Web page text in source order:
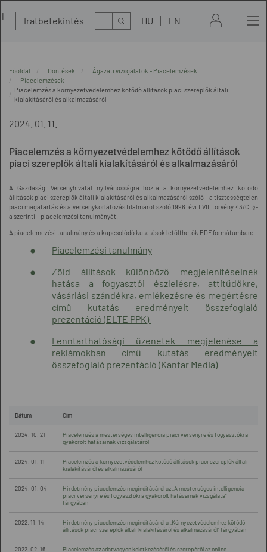
Iratbetekintés Kereső HU EN
Főoldal Döntések
Ágazati vizsgálatok - Piacelemzések
Piacelemzések
Piacelemzés a környezetvédelemhez kötődő állítások piaci szereplők általi
kialakításáról és alkalmazásáról
2024. 01. 11.
Piacelemzés a környezetvédelemhez kötődő állítások
piaci szereplők általi kialakításáról és alkalmazásáról
A Gazdasági Versenyhivatal nyilvánosságra hozta a környezetvédelemhez kötődő
állítások piaci szereplők általi kialakításáról és alkalmazásáról szóló – a tisztességtelen
piaci magatartás és a versenykorlátozás tilalmáról szóló 1996. évi LVII. törvény 43/C. §-
a szerinti – piacelemzési tanulmányát.
A piacelemezési tanulmány és a kapcsolódó kutatások letölthetők PDF formátumban:
Piacelemzési tanulmány
Zöld állítások különböző megjelenítéseinek
hatása a fogyasztói észlelésre, attitűdökre,
vásárlási szándékra, emlékezésre és megértésre
című kutatás eredményeit összefoglaló
prezentáció (ELTE PPK)
Fenntarthatósági üzenetek megjelenése a
reklámokban című kutatás eredményeit
összefoglaló prezentáció (Kantar Media)
Dátum Cím
2024. 10. 21
Piacelemzés a mesterséges intelligencia piaci versenyre és fogyasztókra
gyakorolt hatásainak vizsgálatáról
2024. 01. 11
Piacelemzés a környezetvédelemhez kötődő állítások piaci szereplők általi
kialakításáról és alkalmazásáról
2024. 01. 04
Hirdetmény piacelemzés megindításáról az „A mesterséges intelligencia
piaci versenyre és fogyasztókra gyakorolt hatásainak vizsgálata”
tárgyában
2022. 11. 14
Hirdetmény piacelemzés megindításáról a „Környezetvédelemhez kötődő
állítások piaci szereplők általi kialakításáról és alkalmazásáról” tárgyában
2022. 02. 16
Piacelemzés az adatvagyon keletkezéséről és szerepéről az online